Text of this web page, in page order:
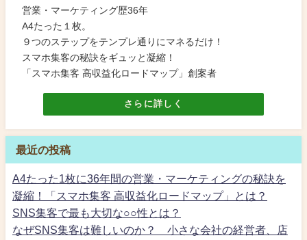
営業・マーケティング歴36年
A4たった１枚。
９つのステップをテンプレ通りにマネるだけ！
スマホ集客の秘訣をギュッと凝縮！
「スマホ集客 高収益化ロードマップ」創案者
さらに詳しく
最近の投稿
A4たった1枚に36年間の営業・マーケティングの秘訣を
凝縮！「スマホ集客 高収益化ロードマップ」とは？
SNS集客で最も大切な○○性とは？
なぜSNS集客は難しいのか？ 小さな会社の経営者、店